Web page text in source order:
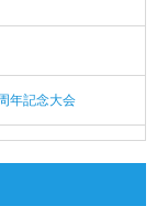
年記念大会